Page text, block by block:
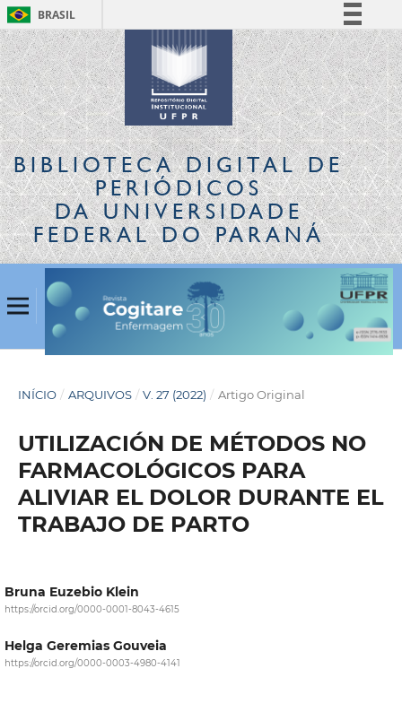
BRASIL
Simplifique!
Comunica BR
Participe
Acesso à informação
Legislação
Canais
BIBLIOTECA DIGITALDE
PERIÓDICOS
DA UNIVERSIDADE
FEDERAL DO PARANÁ
INÍCIO / ARQUIVOS / V. 27 (2022) / Artigo Original
UTILIZACIÓN DE MÉTODOS NO
FARMACOLÓGICOS PARA
ALIVIAR EL DOLOR DURANTE EL
TRABAJO DE PARTO
Bruna Euzebio Klein
https://orcid.org/0000-0001-8043-4615
Helga Geremias Gouveia
https://orcid.org/0000-0003-4980-4141